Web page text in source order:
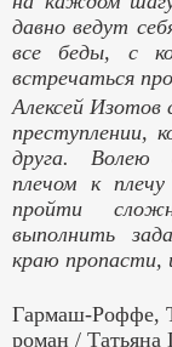
давно ведут
все беды, с
встречаться
Алексей Изотов
преступлении,
друга. Волею
плечом к
пройти
выполнить
краю пропасти,
Гармаш-Роффе,
роман /